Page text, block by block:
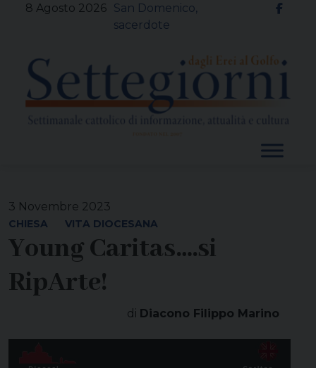
8 Agosto 2026 San Domenico,
sacerdote
3 Novembre 2023
CHIESA VITA DIOCESANA
Young Caritas….si
RipArte!
di Diacono Filippo Marino